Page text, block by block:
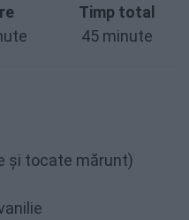
Timp total
45 minute
și tocate mărunt)